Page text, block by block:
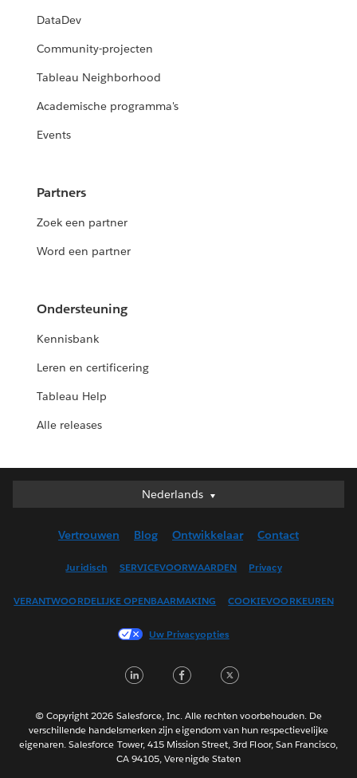
DataDev
Community-projecten
Tableau Neighborhood
Academische programma's
Events
Partners
Zoek een partner
Word een partner
Ondersteuning
Kennisbank
Leren en certificering
Tableau Help
Alle releases
Nederlands
Nederlands
English (UK)
Français (Canada)
Français (France)
日本語
Português
Svenska
ไทย
Vertrouwen Blog Ontwikkelaar Contact
Juridisch SERVICEVOORWAARDEN Privacy
VERANTWOORDELIJKE OPENBAARMAKING COOKIEVOORKEUREN
Uw Privacyopties
LinkedInFacebook
© Copyright 2026 Salesforce, Inc. Alle rechten voorbehouden. De
verschillende handelsmerken zijn eigendom van hun respectievelijke
eigenaren. Salesforce Tower, 415 Mission Street, 3rd Floor, San Francisco,
CA 94105, Verenigde Staten